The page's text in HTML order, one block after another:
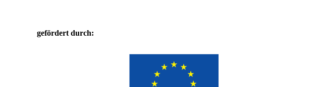
gefördert durch: